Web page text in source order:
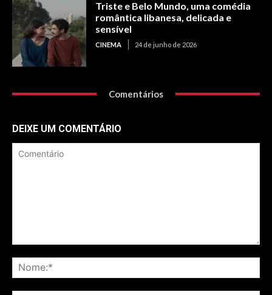
Triste e Belo Mundo, uma comédia
romântica libanesa, delicada e
sensível
CINEMA 24 de junho de 2026
Comentários
DEIXE UM COMENTÁRIO